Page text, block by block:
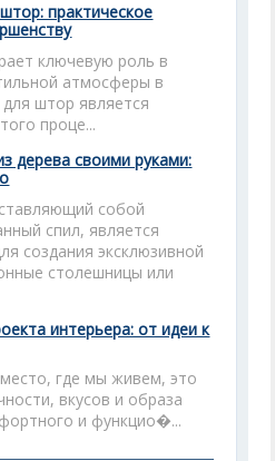
практическое
ключевую роль в
атмосферы в
штор является
проце...
дерева своими руками:
собой
спил, является
создания эксклюзивной
столешницы или
интерьера: от идеи к
где мы живем, это
вкусов и образа
и функцио�...